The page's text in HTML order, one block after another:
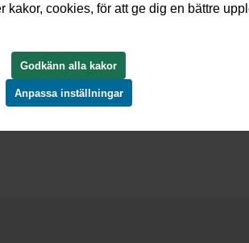
4 & åk. 7.
kakor, cookies, för att ge dig en bättre
Godkänn alla kakor
Anpassa inställningar